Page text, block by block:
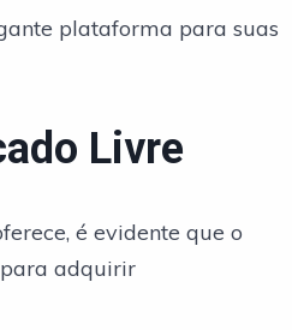
plataforma para suas
Livre
é evidente que o
para adquirir